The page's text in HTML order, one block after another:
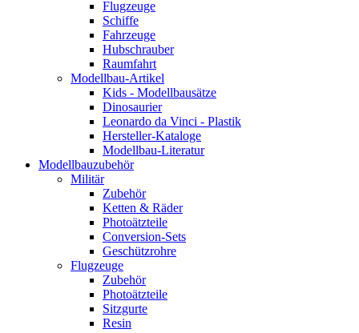
Flugzeuge
Schiffe
Fahrzeuge
Hubschrauber
Raumfahrt
Modellbau-Artikel
Kids - Modellbausätze
Dinosaurier
Leonardo da Vinci - Plastik
Hersteller-Kataloge
Modellbau-Literatur
Modellbauzubehör
Militär
Zubehör
Ketten & Räder
Photoätzteile
Conversion-Sets
Geschützrohre
Flugzeuge
Zubehör
Photoätzteile
Sitzgurte
Resin